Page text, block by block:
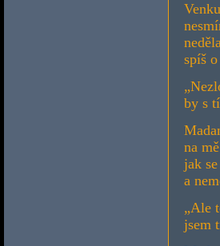
spíš
by s
na
jak
a
„Ale
jsem